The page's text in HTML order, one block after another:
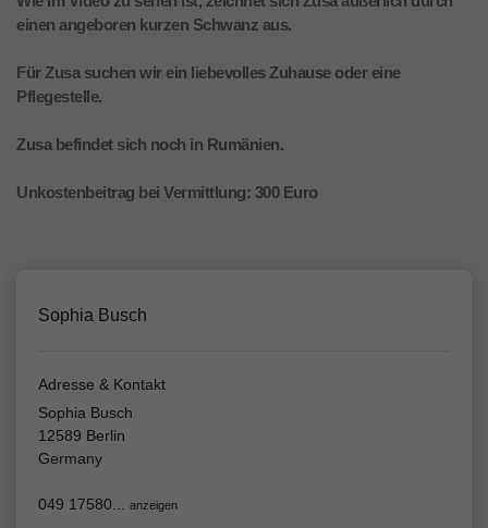
einen angeboren kurzen Schwanz aus.
Für Zusa suchen wir ein liebevolles Zuhause oder eine
Pflegestelle.
Zusa befindet sich noch in Rumänien.
Unkostenbeitrag bei Vermittlung: 300 Euro
Sophia Busch
Adresse & Kontakt
Sophia Busch
12589 Berlin
Germany
049 17580... anzeigen